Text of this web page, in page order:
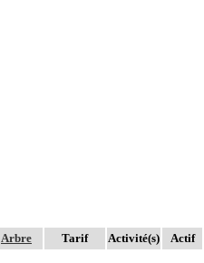
Arbre Tarif Activité(s) Actif